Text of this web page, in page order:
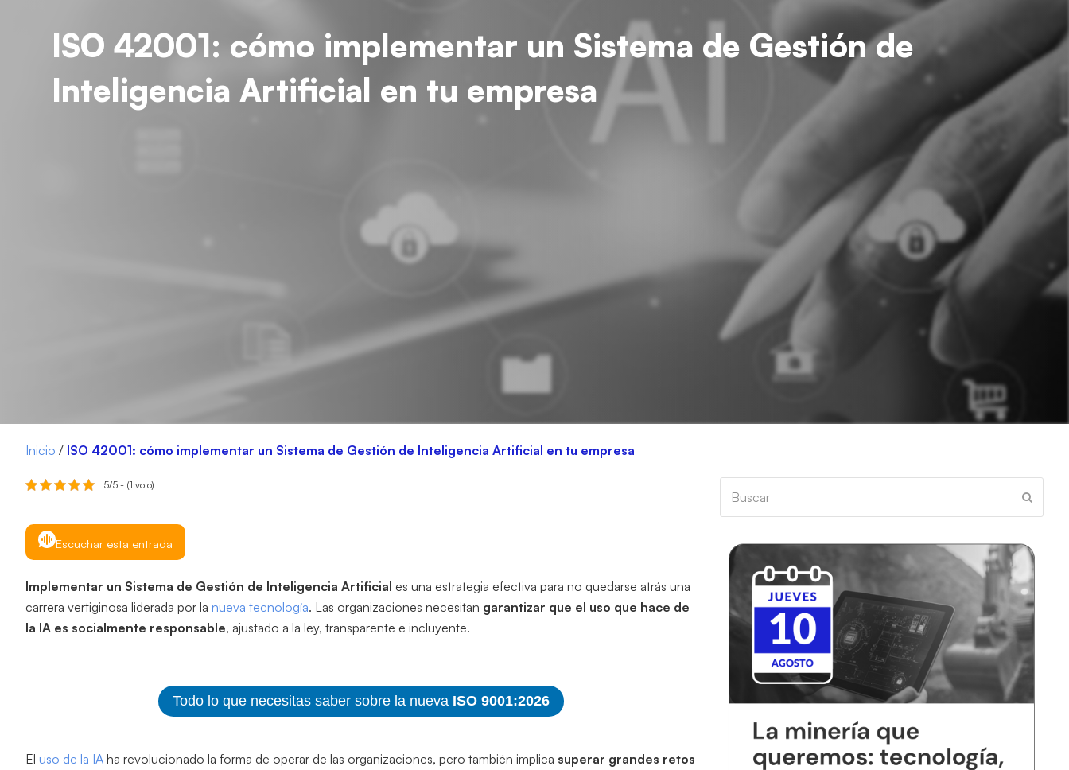
ISO 42001: cómo implementar un Sistema de Gestión de
Inteligencia Artificial en tu empresa
Inicio / ISO 42001: cómo implementar un Sistema de Gestión de Inteligencia Artificial en tu empresa
5/5 - (1 voto)
Escuchar esta entrada
Implementar un Sistema de Gestión de Inteligencia Artificial es una estrategia efectiva para no quedarse atrás una
carrera vertiginosa liderada por la nueva tecnología. Las organizaciones necesitan garantizar que el uso que hace de
la IA es socialmente responsable, ajustado a la ley, transparente e incluyente.
Todo lo que necesitas saber sobre la nueva ISO 9001:2026
El uso de la IA ha revolucionado la forma de operar de las organizaciones, pero también implica superar grandes retos